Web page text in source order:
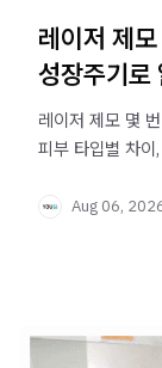
레이저 제
성장주기로
레이저 제모 몇
피부 타입별 차이
Aug 06,